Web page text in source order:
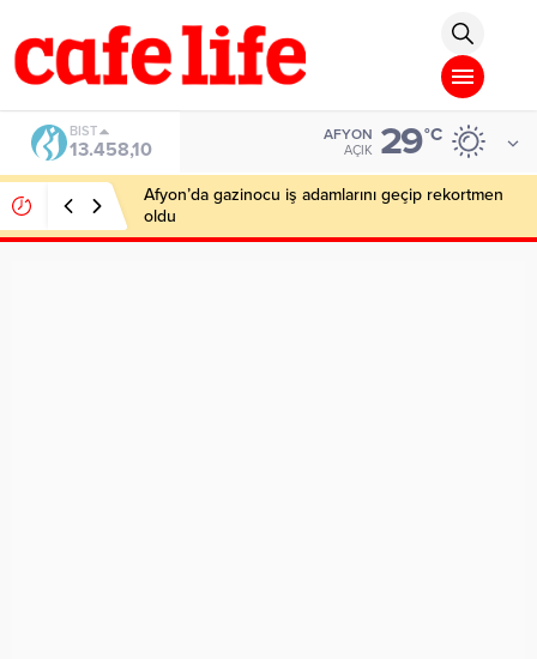
Deneme Bonusu Veren Siteler
BIST
13.458,10
AFYON
AÇIK 29°C
Afyon’da gazinocu iş adamlarını geçip rekortmen
oldu